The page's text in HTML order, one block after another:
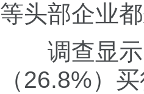
等头部企业都
调查显示
（26.8%）